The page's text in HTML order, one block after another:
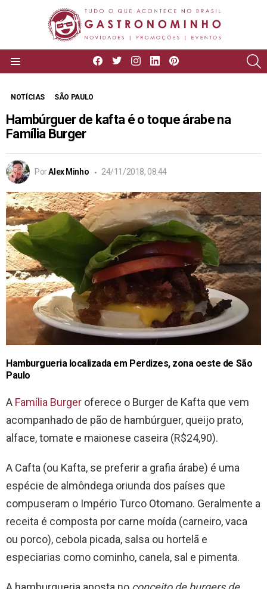
facebooktwitterinstagram
linkedin
NOTÍCIAS SÃO PAULO
Hambúrguer de kafta é o toque árabe na
Família Burger
PorAlex Minho 24/11/2018, 08:44
Hamburgueria localizada em Perdizes, zona oeste de São
Paulo
A Família Burger oferece o Burger de Kafta que vem
acompanhado de pão de hambúrguer, queijo prato,
alface, tomate e maionese caseira (R$24,90).
A Cafta (ou Kafta, se preferir a grafia árabe) é uma
espécie de almôndega oriunda dos países que
compuseram o Império Turco Otomano. Geralmente a
receita é composta por carne moída (carneiro, vaca
ou porco), cebola picada, salsa ou hortelã e
especiarias como cominho, canela, sal e pimenta.